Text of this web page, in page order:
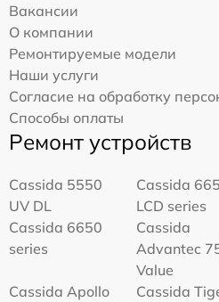
Вакансии
О компании
Ремонтируемые модели
Наши услуги
Согласие на обработку
Способы оплаты
Ремонт устройств
Cassida 5550
UV DL
Cassida
LCD series
Cassida 6650
series
Cassida
Advantec
Value
Cassida Apollo
Cassida